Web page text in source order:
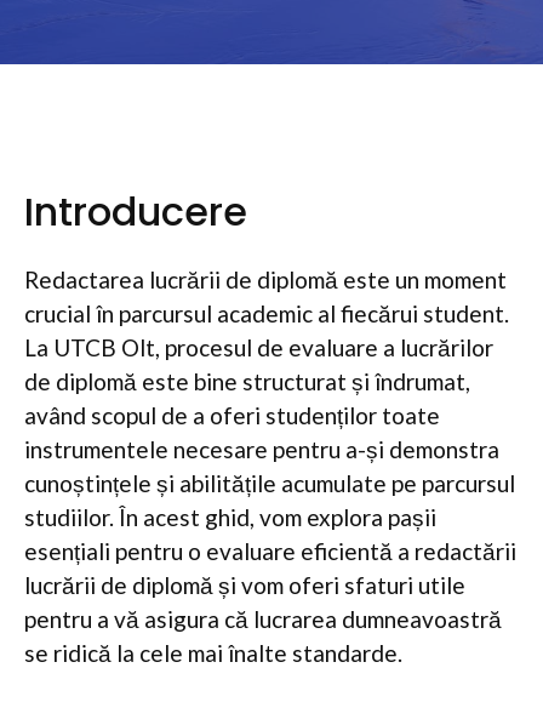
Introducere
Redactarea lucrării de diplomă este un moment
crucial în parcursul academic al fiecărui student.
La UTCB Olt, procesul de evaluare a lucrărilor
de diplomă este bine structurat și îndrumat,
având scopul de a oferi studenților toate
instrumentele necesare pentru a-și demonstra
cunoștințele și abilitățile acumulate pe parcursul
studiilor. În acest ghid, vom explora pașii
esențiali pentru o evaluare eficientă a redactării
lucrării de diplomă și vom oferi sfaturi utile
pentru a vă asigura că lucrarea dumneavoastră
se ridică la cele mai înalte standarde.